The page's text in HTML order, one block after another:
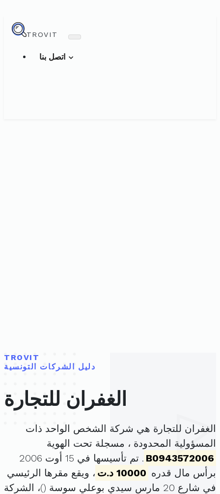
TROVIT
TROVIT
دليل الشركات التونسية
الغفران للتجارة
الغفران للتجارة هي شركة الشخص الواحد ذات
المسؤولية المحدودة ، مسجلة تحت الهوية
B0943572006
. تم تأسيسها في 15 أوت 2006
برأس مال قدره 10000 د.ت
، ويقع مقرها الرئيسي
في شارع 20 مارس سيدي بوعلي سوسة (
)، الشركة